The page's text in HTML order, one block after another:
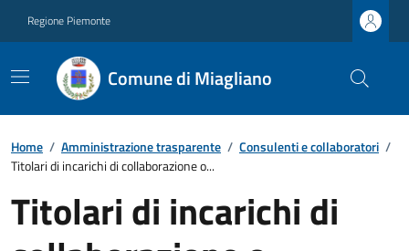
Regione Piemonte
Comune di Miagliano
Home / Amministrazione trasparente / Consulenti e collaboratori /
Titolari di incarichi di collaborazione o...
Titolari di incarichi di